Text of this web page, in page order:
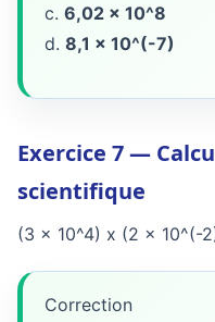
c. 6,02 x 10^8
d. 8,1 x 10^(-7)
Exercice 7 —
scientifique
(3 x 10^4) x (2 x 10^(-
Correction